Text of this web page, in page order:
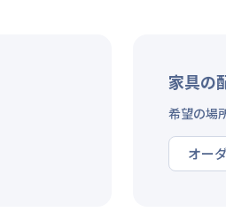
家具の
希望の場
オー